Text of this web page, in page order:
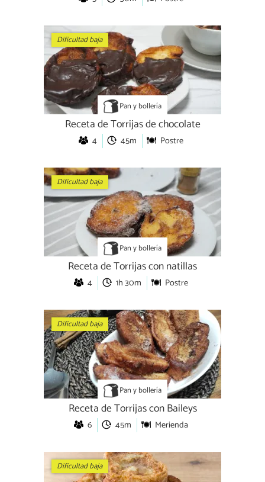
Dificultad baja
Pan y bollería
Receta de Torrijas de chocolate
4 45m Postre
Dificultad baja
Pan y bollería
Receta de Torrijas con natillas
4 1h 30m Postre
Dificultad baja
Pan y bollería
Receta de Torrijas con Baileys
6 45m Merienda
Dificultad baja